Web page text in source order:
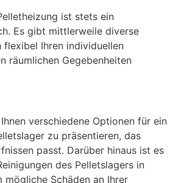
ist stets ein
Es gibt mittlerweile diverse
flexibel Ihren individuellen
räumlichen Gegebenheiten
verschiedene Optionen für ein
zu präsentieren, das
passt. Darüber hinaus ist es
des Pelletslagers in
mögliche Schäden an Ihrer